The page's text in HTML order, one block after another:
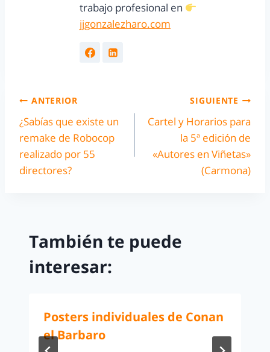
trabajo profesional en
jjgonzalezharo.com
ANTERIOR
¿Sabías que existe un
remake de Robocop
realizado por 55
directores?
SIGUIENTE
Cartel y Horarios para
la 5ª edición de
«Autores en Viñetas»
(Carmona)
También te puede
interesar:
Posters individuales de Conan
el Barbaro